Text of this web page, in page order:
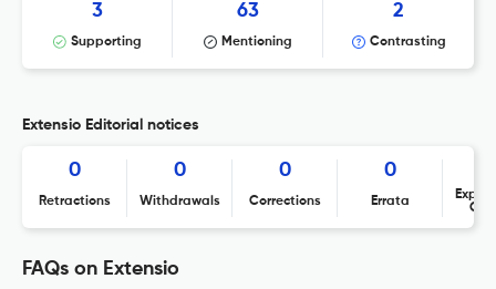
3
Supporting
63
Mentioning
2
Contrasting
Extensio Editorial notices
0
Retractions
0
Withdrawals
0
Corrections
0
Errata
FAQs on Extensio